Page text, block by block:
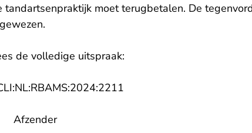
tandartsenpraktijk moet terugbetalen. De
de volledige uitspraak:
Afzender